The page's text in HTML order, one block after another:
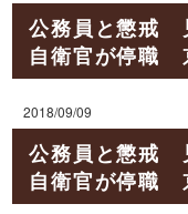
公務員と懲戒
自衛官が停職
2018/09/09
公務員と懲戒
自衛官が停職